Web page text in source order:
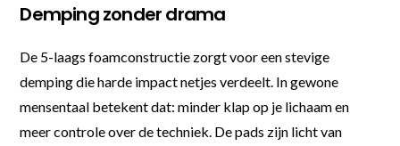
Demping zonder drama
De 5-laags foamconstructie zorgt voor een stevige
demping die harde impact netjes verdeelt. In gewone
mensentaal betekent dat: minder klap op je lichaam en
meer controle over de techniek. De pads zijn licht van